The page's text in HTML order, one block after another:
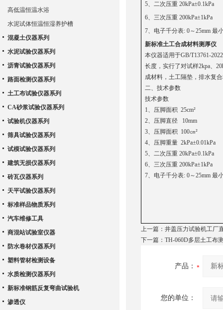
5、二次压重 20kPa±0.1kPa
6、三次
7、电子千分表: 0～25mm 最
新标准土工合成材料测厚仪
本仪器适用于GB/T13761-
长度，实行了对试样2kpa、
成材料，土工隔垫，排水复
二、技术参数
技术参数
1、压脚面积 25cm²
2、压脚直径 10mm
3、压脚面积 100㎝²
4、压脚重量 2kPa±0.01kPa
5、二次压重 20kPa±0.1kPa
6、三次压重 200kPa±1kPa
7、电子千分表: 0～25mm 最
上一篇： 井盖压力试验机工厂
下一篇： TH-060D多层土工布
产品：
您的单位：
高低温恒温水浴
水泥试体恒温恒湿养护槽
混凝土仪器系列
水泥试验仪器系列
沥青试验仪器系列
路面检测仪器系列
土工布试验仪器系列
CA砂浆试验仪器系列
试验机仪器系列
筛具试验仪器系列
试模试验仪器系列
建筑无损仪器系列
砖瓦仪器系列
天平试验仪器系列
标准样品物质系列
汽车维修工具
商混站试验室仪器
防水卷材仪器系列
塑料管材检测设备
水质检测仪器系列
新标准钢筋反复弯曲试验机
渗透仪